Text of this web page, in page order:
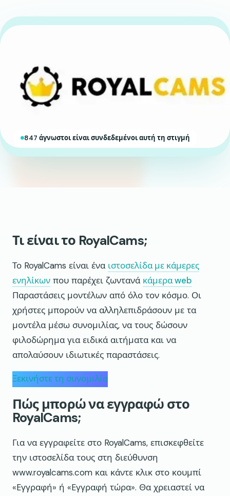
847 άγνωστοι είναι συνδεδεμένοι αυτή τη στιγμή
Τι είναι το RoyalCams;
Το RoyalCams είναι ένα ιστοσελίδα με κάμερες
ενηλίκων που παρέχει ζωντανά κάμερα web
Παραστάσεις μοντέλων από όλο τον κόσμο. Οι
χρήστες μπορούν να αλληλεπιδράσουν με τα
μοντέλα μέσω συνομιλίας, να τους δώσουν
φιλοδώρημα για ειδικά αιτήματα και να
απολαύσουν ιδιωτικές παραστάσεις.
Ξεκινήστε τη συνομιλία
Πώς μπορώ να εγγραφώ στο
RoyalCams;
Για να εγγραφείτε στο RoyalCams, επισκεφθείτε
την ιστοσελίδα τους στη διεύθυνση
www.royalcams.com και κάντε κλικ στο κουμπί
«Εγγραφή» ή «Εγγραφή τώρα». Θα χρειαστεί να